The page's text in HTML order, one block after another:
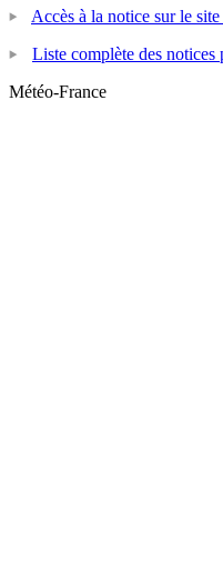
Accès à la notice sur le
Liste complète des notices
Météo-France